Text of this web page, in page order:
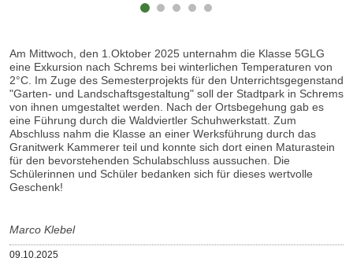
Am Mittwoch, den 1.Oktober 2025 unternahm die Klasse 5GLG
eine Exkursion nach Schrems bei winterlichen Temperaturen von
2°C. Im Zuge des Semesterprojekts für den Unterrichtsgegenstand
"Garten- und Landschaftsgestaltung" soll der Stadtpark in Schrems
von ihnen umgestaltet werden. Nach der Ortsbegehung gab es
eine Führung durch die Waldviertler Schuhwerkstatt. Zum
Abschluss nahm die Klasse an einer Werksführung durch das
Granitwerk Kammerer teil und konnte sich dort einen Maturastein
für den bevorstehenden Schulabschluss aussuchen. Die
Schülerinnen und Schüler bedanken sich für dieses wertvolle
Geschenk!
Marco Klebel
Veröffentlicht
09.10.2025